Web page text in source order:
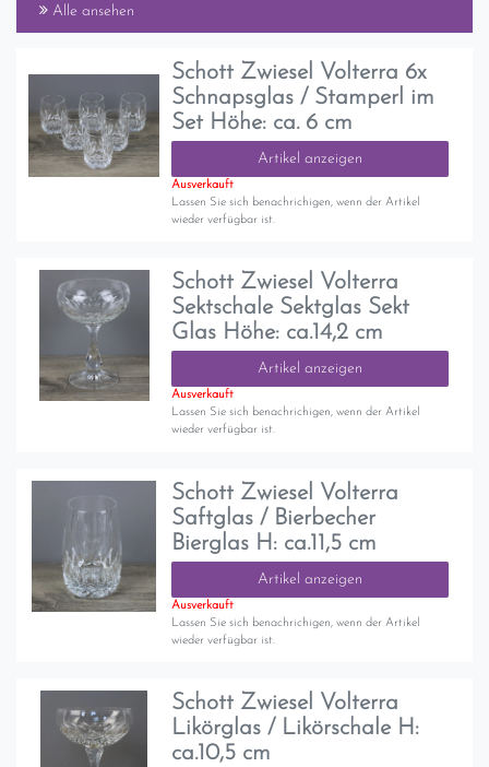
Alle ansehen
Schott Zwiesel Volterra 6x
Schnapsglas / Stamperl im
Set Höhe: ca. 6 cm
Artikel anzeigen
Ausverkauft
Lassen Sie sich benachrichigen, wenn der Artikel
wieder verfügbar ist.
Schott Zwiesel Volterra
Sektschale Sektglas Sekt
Glas Höhe: ca.14,2 cm
Artikel anzeigen
Ausverkauft
Lassen Sie sich benachrichigen, wenn der Artikel
wieder verfügbar ist.
Schott Zwiesel Volterra
Saftglas / Bierbecher
Bierglas H: ca.11,5 cm
Artikel anzeigen
Ausverkauft
Lassen Sie sich benachrichigen, wenn der Artikel
wieder verfügbar ist.
Schott Zwiesel Volterra
Likörglas / Likörschale H:
ca.10,5 cm